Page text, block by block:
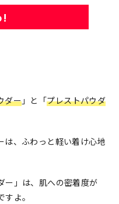
ダー」と「プレストパウダ
は、ふわっと軽い着け心地
ー」は、肌への密着度が
すよ。